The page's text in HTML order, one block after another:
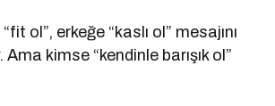
ol”, erkeğe “kaslı ol” mesajını
kimse “kendinle barışık ol”